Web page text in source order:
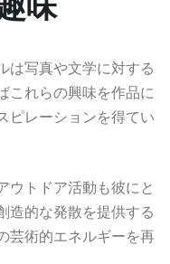
は写真や文学に対する
これらの興味を作品に
ピレーションを得てい
ウトドア活動も彼にと
造的な発散を提供する
芸術的エネルギーを再